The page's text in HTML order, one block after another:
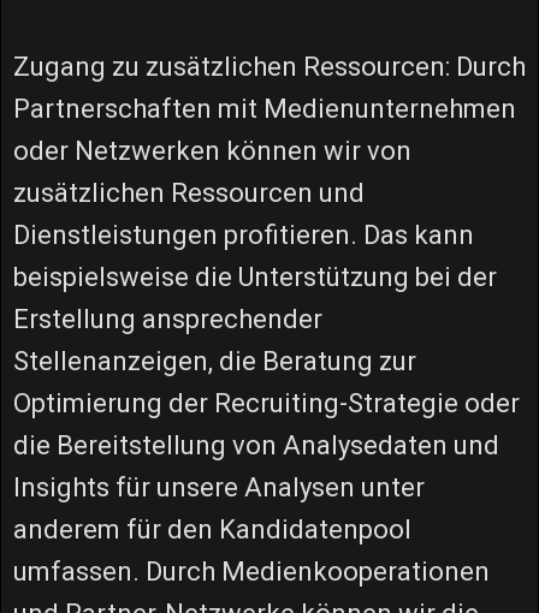
Zugang zu zusätzlichen Ressourcen: Durch
Partnerschaften mit Medienunternehmen
oder Netzwerken können wir von
zusätzlichen Ressourcen und
Dienstleistungen profitieren. Das kann
beispielsweise die Unterstützung bei der
Erstellung ansprechender
Stellenanzeigen, die Beratung zur
Optimierung der Recruiting-Strategie oder
die Bereitstellung von Analysedaten und
Insights für unsere Analysen unter
anderem für den Kandidatenpool
umfassen. Durch Medienkooperationen